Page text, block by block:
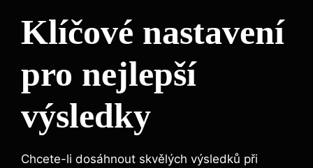
Klíčové nastavení
pro nejlepší
výsledky
Chcete-li dosáhnout skvělých výsledků při